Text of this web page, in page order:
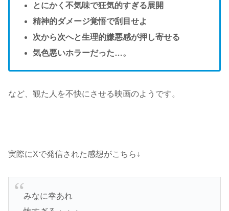
とにかく不気味で狂気的すぎる展開
精神的ダメージ覚悟で刮目せよ
次から次へと生理的嫌悪感が押し寄せる
気色悪いホラーだった…。
など、観た人を不快にさせる映画のようです。
実際にXで発信された感想がこちら↓
みなに幸あれ